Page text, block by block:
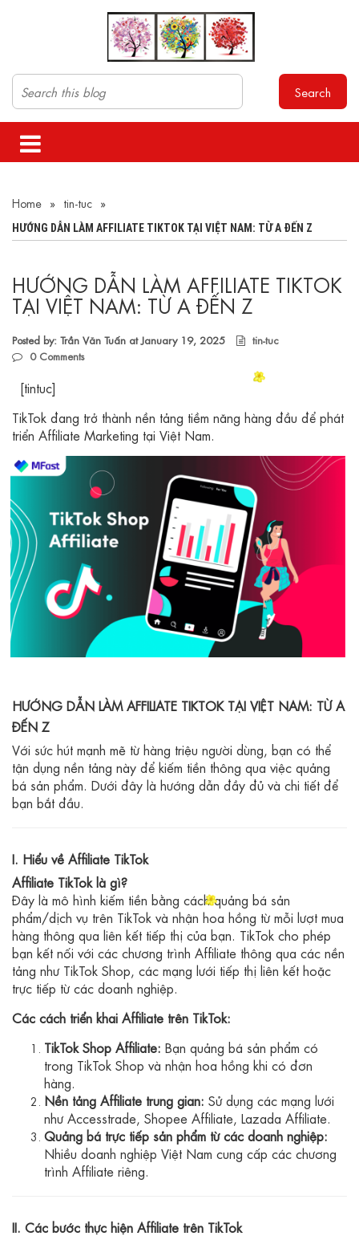
Search
Home » tin-tuc »
HƯỚNG DẪN LÀM AFFILIATE TIKTOK TẠI VIỆT NAM: TỪ A ĐẾN Z
HƯỚNG DẪN LÀM AFFILIATE TIKTOK
TẠI VIỆT NAM: TỪ A ĐẾN Z
Posted by: Trần Văn Tuấn at January 19, 2025
tin-tuc
0Comments
[tintuc]
TikTok đang trở thành nền tảng tiềm năng hàng đầu để phát
triển Affiliate Marketing tại Việt Nam.
HƯỚNG DẪN LÀM AFFILIATE TIKTOK TẠI VIỆT NAM: TỪ A
ĐẾN Z
Với sức hút mạnh mẽ từ hàng triệu người dùng, bạn có thể
tận dụng nền tảng này để kiếm tiền thông qua việc quảng
bá sản phẩm. Dưới đây là hướng dẫn đầy đủ và chi tiết để
bạn bắt đầu.
I. Hiểu về Affiliate TikTok
Affiliate TikTok là gì?
Đây là mô hình kiếm tiền bằng cách quảng bá sản
phẩm/dịch vụ trên TikTok và nhận hoa hồng từ mỗi lượt mua
hàng thông qua liên kết tiếp thị của bạn. TikTok cho phép
bạn kết nối với các chương trình Affiliate thông qua các nền
tảng như TikTok Shop, các mạng lưới tiếp thị liên kết hoặc
trực tiếp từ các doanh nghiệp.
Các cách triển khai Affiliate trên TikTok:
TikTok Shop Affiliate: Bạn quảng bá sản phẩm có
trong TikTok Shop và nhận hoa hồng khi có đơn
hàng.
Nền tảng Affiliate trung gian: Sử dụng các mạng lưới
như Accesstrade, Shopee Affiliate, Lazada Affiliate.
Quảng bá trực tiếp sản phẩm từ các doanh nghiệp:
Nhiều doanh nghiệp Việt Nam cung cấp các chương
trình Affiliate riêng.
II. Các bước thực hiện Affiliate trên TikTok